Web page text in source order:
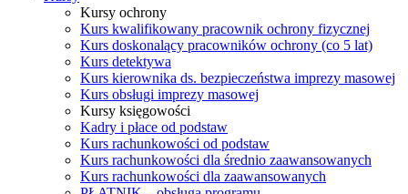
Kursy ochrony
Kurs kwalifikowany pracownik ochrony fizycznej
Kurs doskonalący pracowników ochrony (co 5 lat)
Kurs detektywa
Kurs kierownika ds. bezpieczeństwa imprezy masowej
Kurs obsługi imprezy masowej
Kursy księgowości
Kadry i płace od podstaw
Kurs rachunkowości od podstaw
Kurs rachunkowości dla średnio zaawansowanych
Kurs rachunkowości dla zaawansowanych